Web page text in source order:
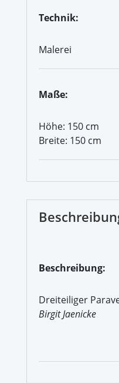
Technik:
Malerei
Maße:
Höhe: 150 cm
Breite: 150 cm
Beschreibung:
Dreiteiliger
Birgit Jaenicke